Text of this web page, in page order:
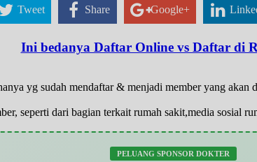
Tweet Share Google+
Ini bedanya Daftar Online vs Daftar di
yg sudah mendaftar & menjadi member yang akan
seperti dari bagian terkait rumah sakit,media sosial
PELUANG SPONSOR DOKTER